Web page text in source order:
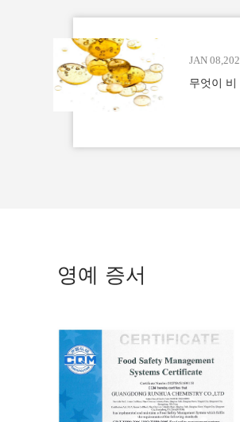
JAN
무엇이
영예 증서